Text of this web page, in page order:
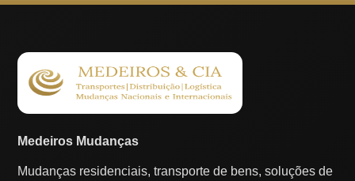
Medeiros Mudanças
Mudanças residenciais, transporte de bens, soluções de